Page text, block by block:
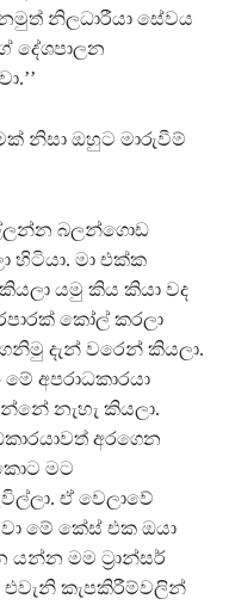
නිලධාරීයා සේවය
දේශපාලන
නිසා ඔහුට මාරුවීම්
බලන්ගොඩ
හිටියා. මා එක්ක
යමු කිය කියා වද
කෝල් කරලා
දැන් වරෙන් කියලා.
අපරාධකාරයා
නැහැ කියලා.
අරගෙන
මට
ඒ වෙලාවේ
මේ කේස් එක ඔයා
මම ට‍‍්‍රාන්සර්
එවැනි කැපකිරීම්වලින්